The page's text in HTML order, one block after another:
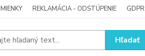
REKLAMÁCIA - ODSTÚPENIE GDPR
Hľadať